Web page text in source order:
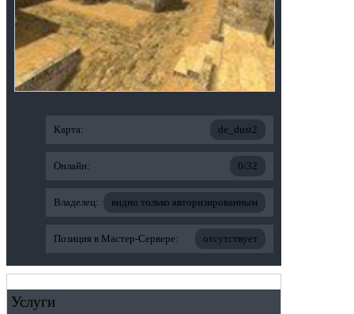
Карта: de_dust2
Онлайн: 0/32
Владелец: видно только авторизированным
Позиция в Мастер-Сервере: отсутствует
Услуги